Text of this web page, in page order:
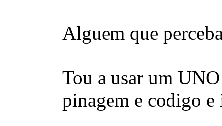
Alguem que
Tou a usar um
pinagem e codigo